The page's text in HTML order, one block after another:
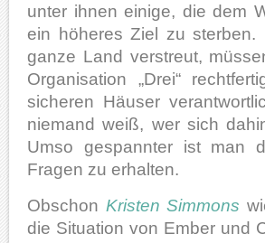
unter ihnen einige, die dem
ein höheres Ziel zu
ganze Land verstreut,
Organisation „Drei“
sicheren Häuser
niemand weiß, wer sich
Umso gespannter ist man
Fragen zu erhalten.
Obschon Kristen Simmons
die Situation von Ember und